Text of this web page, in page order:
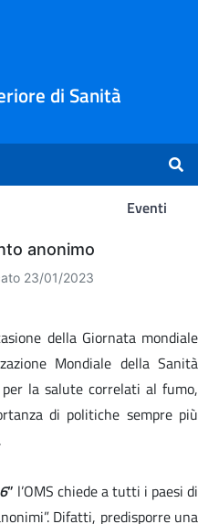
di Sanità
Eventi
anonimo
23/01/2023
della Giornata mondiale
Mondiale della Sanità
la salute correlati al fumo,
di politiche sempre più
” l’OMS chiede a tutti i paesi di
Difatti, predisporre una